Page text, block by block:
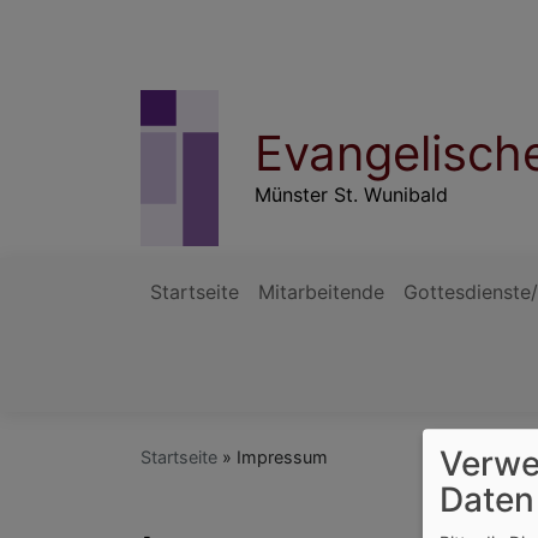
Münster St. Wunibald
Startseite Mitarbeitende
Startseite Impressum